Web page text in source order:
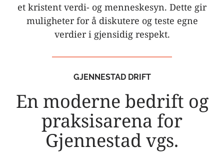
et kristent verdi- og menneskesyn. Dette gir
muligheter for å diskutere og teste egne
verdier i gjensidig respekt.
GJENNESTAD DRIFT
En moderne bedrift og
praksisarena for
Gjennestad vgs.